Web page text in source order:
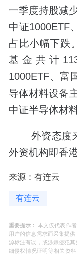
一季度持股减
中证1000ETF
占比小幅下跌
基金共计
1000ETF、富
导体材料设备
中证半导体材
外资态度来
外资机构即香
来源：有连云
有连云
重要提示： 本文仅代表作
用户的信息需求而采集提
源标注有误，或涉嫌侵犯
细侵权情况证明等相关资